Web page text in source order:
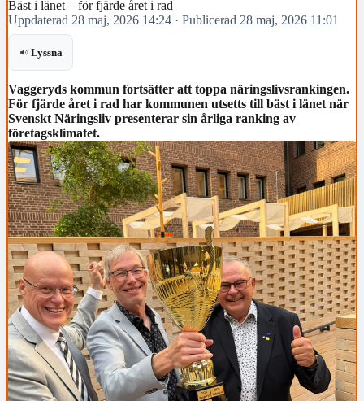
Bäst i länet – för fjärde året i rad
Uppdaterad 28 maj, 2026 14:24 · Publicerad 28 maj, 2026 11:01
Lyssna
Vaggeryds kommun fortsätter att toppa näringslivsrankingen.
För fjärde året i rad har kommunen utsetts till bäst i länet när
Svenskt Näringsliv presenterar sin årliga ranking av
företagsklimatet.